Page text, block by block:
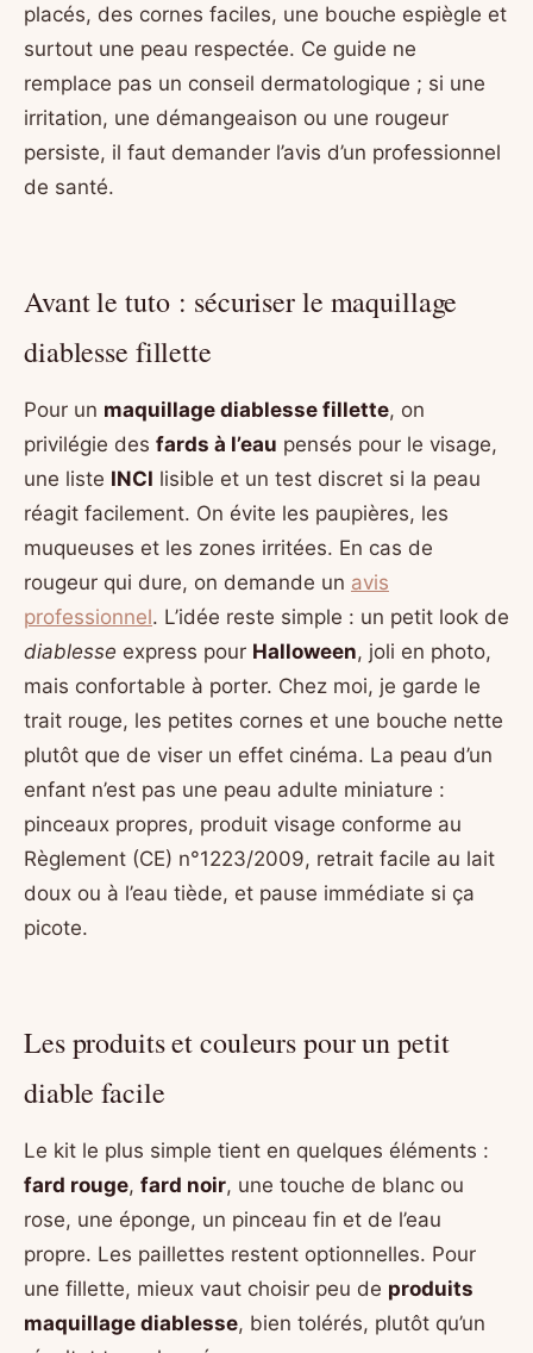
placés, des cornes faciles, une bouche espiègle et
surtout une peau respectée. Ce guide ne
remplace pas un conseil dermatologique ; si une
irritation, une démangeaison ou une rougeur
persiste, il faut demander l’avis d’un professionnel
de santé.
Avant le tuto : sécuriser le maquillage
diablesse fillette
Pour un maquillage diablesse fillette, on
privilégie des fards à l’eau pensés pour le visage,
une liste INCI lisible et un test discret si la peau
réagit facilement. On évite les paupières, les
muqueuses et les zones irritées. En cas de
rougeur qui dure, on demande un avis
professionnel. L’idée reste simple : un petit look de
diablesse express pour Halloween, joli en photo,
mais confortable à porter. Chez moi, je garde le
trait rouge, les petites cornes et une bouche nette
plutôt que de viser un effet cinéma. La peau d’un
enfant n’est pas une peau adulte miniature :
pinceaux propres, produit visage conforme au
Règlement (CE) n°1223/2009, retrait facile au lait
doux ou à l’eau tiède, et pause immédiate si ça
picote.
Les produits et couleurs pour un petit
diable facile
Le kit le plus simple tient en quelques éléments :
fard rouge, fard noir, une touche de blanc ou
rose, une éponge, un pinceau fin et de l’eau
propre. Les paillettes restent optionnelles. Pour
une fillette, mieux vaut choisir peu de produits
maquillage diablesse, bien tolérés, plutôt qu’un